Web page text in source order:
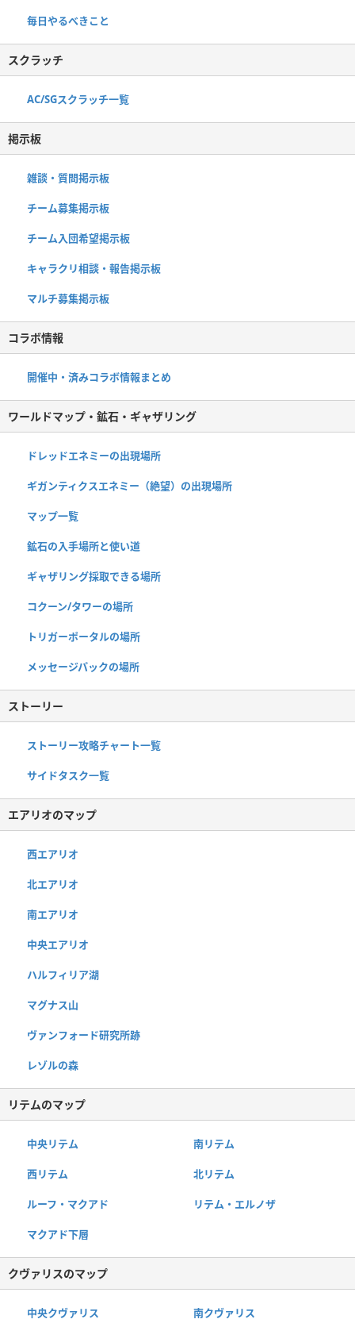
毎日やるべきこと
スクラッチ
AC/SGスクラッチ一覧
掲示板
雑談・質問掲示板
チーム募集掲示板
チーム入団希望掲示板
キャラクリ相談・報告掲示板
マルチ募集掲示板
コラボ情報
開催中・済みコラボ情報まとめ
ワールドマップ・鉱石・ギャザリング
ドレッドエネミーの出現場所
ギガンティクスエネミー（絶望）の出現場所
マップ一覧
鉱石の入手場所と使い道
ギャザリング採取できる場所
コクーン/タワーの場所
トリガーポータルの場所
メッセージパックの場所
ストーリー
ストーリー攻略チャート一覧
サイドタスク一覧
エアリオのマップ
西エアリオ
北エアリオ
南エアリオ
中央エアリオ
ハルフィリア湖
マグナス山
ヴァンフォード研究所跡
レゾルの森
リテムのマップ
中央リテム 南リテム
西リテム 北リテム
ルーフ・マクアド リテム・エルノザ
マクアド下層
クヴァリスのマップ
中央クヴァリス 南クヴァリス